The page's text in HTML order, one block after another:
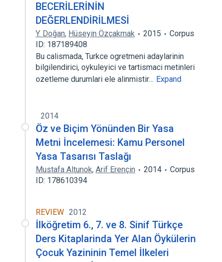
BECERİLERİNİN
DEĞERLENDİRİLMESİ
Y. Doğan, Hüseyin Özçakmak 2015
Corpus
ID: 187189408
Bu calismada, Turkce ogretmeni adaylarinin
bilgilendirici, oykuleyici ve tartismaci metinleri
ozetleme durumlari ele alinmistir… Expand
2014
Öz ve Biçim Yönünden Bir Yasa
Metni İncelemesi: Kamu Personel
Yasa Tasarısı Taslağı
Mustafa Altunok, Arif Erençin 2014
Corpus
ID: 178610394
REVIEW 2012
İlköğretim 6., 7. ve 8. Sinif Türkçe
Ders Kitaplarinda Yer Alan Öykülerin
Çocuk Yazininin Temel İlkeleri